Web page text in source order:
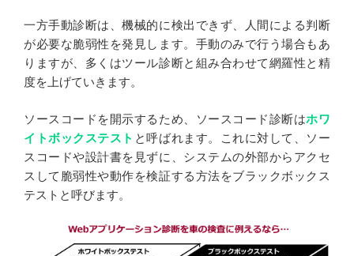
一方手動診断は、機械的に検出できず、人間による判断
が必要な脆弱性を発見します。手動のみで行う場合もあ
りますが、多くはツール診断と組み合わせて網羅性と精
度を上げていきます。
ソースコードを開示するため、ソースコード診断はホワ
イトボックステスト と呼ばれます。これに対して、ソー
スコードや設計書を見ずに、システムの外部からアクセ
スして脆弱性や動作を検証する方法をブラックボックス
テストと呼びます。